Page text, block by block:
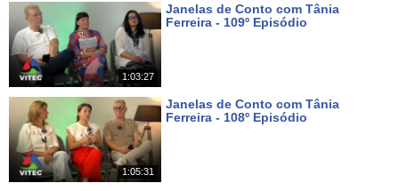
1:03:27
Janelas de Conto com Tânia
Ferreira - 109º Episódio
1:05:31
Janelas de Conto com Tânia
Ferreira - 108º Episódio